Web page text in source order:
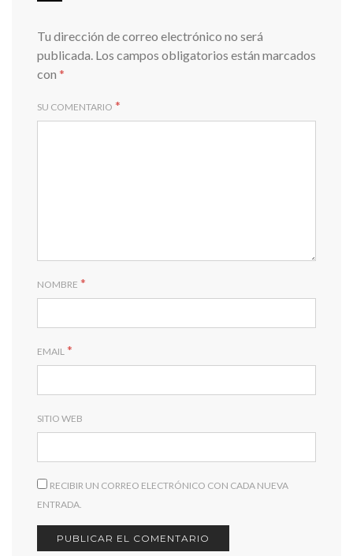
Tu dirección de correo electrónico no será
publicada. Los campos obligatorios están marcados
con *
SU COMENTARIO *
NOMBRE *
EMAIL *
SITIO WEB
RECIBIR UN CORREO ELECTRÓNICO CON CADA NUEVA
ENTRADA.